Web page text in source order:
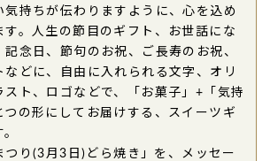
日
返しに利用しました。
評でした。（購入者様）
品：ひなまつりどら焼き(3個入り)
日
に
気持ちが伝わりますように、心を込め
す。人生の節目のギフト、お世話にな
記念日、節句のお祝、ご長寿のお祝、
などに、自由に入れられる文字、オリ
スト、ロゴなどで、「お菓子」+「気持
つの形にしてお届けする、スイーツギ
つり(3月3日)どら焼き」を、メッセー